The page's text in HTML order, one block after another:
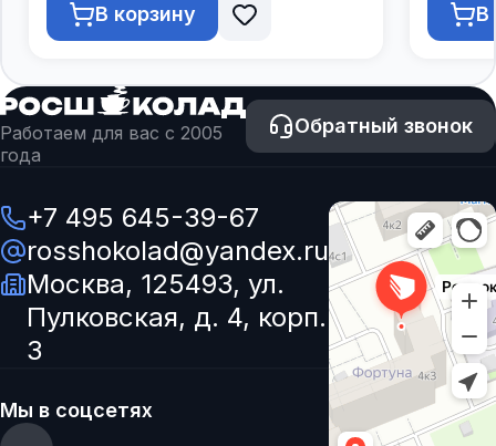
В корзину
В
Работаем для вас с 2005
года
Обратный звонок
+7 495 645-39-67
rosshokolad@yandex.ru
Москва, 125493, ул.
Пулковская, д. 4, корп.
3
Мы в соцсетях